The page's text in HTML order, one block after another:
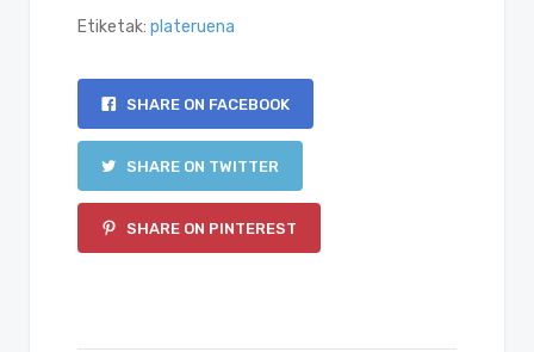
Etiketak: plateruena
SHARE ON FACEBOOK
SHARE ON TWITTER
SHARE ON PINTEREST